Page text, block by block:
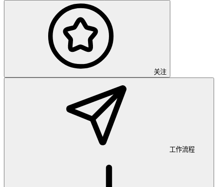
关注
工作流程